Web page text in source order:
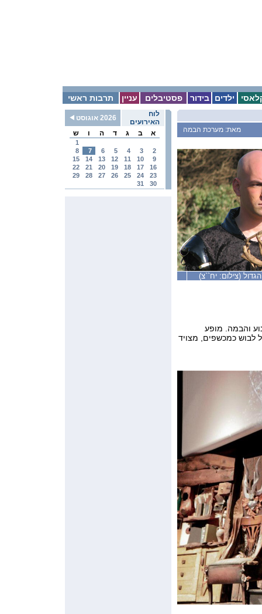
תרבות ראשי עניין פסטיבלים בידור ילדים
לוח
האירועים
2026 אוגוסט
א
ב ג ד ה ו ש
1
2
3
4
5
6
7
8
9
10
11
12
13
14
15
16
17
18
19
20
21
22
23
24
25
26
27
28
29
30
31
מאת: מערכת הבמה
(צילום: יח``צ)
והבמה. מופע
לבוש כמכשפים, מצויד